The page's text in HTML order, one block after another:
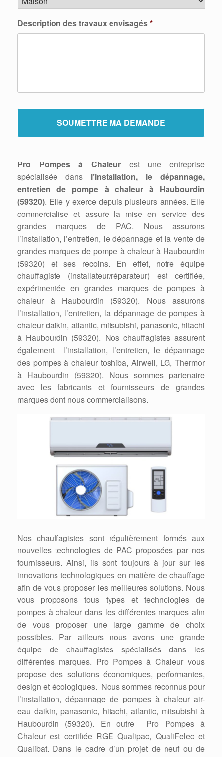
Description des travaux envisagés*
Pro Pompes à Chaleur est une entreprise
spécialisée dans l’installation, le dépannage,
entretien de pompe à chaleur à Haubourdin
(59320). Elle y exerce depuis plusieurs années. Elle
commercialise et assure la mise en service des
grandes marques de PAC. Nous assurons
l’installation, l’entretien, le dépannage et la vente de
grandes marques de pompe à chaleur à Haubourdin
(59320) et ses recoins. En effet, notre équipe
chauffagiste (installateur/réparateur) est certifiée,
expérimentée en grandes marques de pompes à
chaleur à Haubourdin (59320). Nous assurons
l’installation, l’entretien, la dépannage de pompes à
chaleur daikin, atlantic, mitsubishi, panasonic, hitachi
à Haubourdin (59320). Nos chauffagistes assurent
également l’installation, l’entretien, le dépannage
des pompes à chaleur toshiba, Airwell, LG, Thermor
à Haubourdin (59320). Nous sommes partenaire
avec les fabricants et fournisseurs de grandes
marques dont nous commercialisons.
Nos chauffagistes sont régulièrement formés aux
nouvelles technologies de PAC proposées par nos
fournisseurs. Ainsi, ils sont toujours à jour sur les
innovations technologiques en matière de chauffage
afin de vous proposer les meilleures solutions. Nous
vous proposons tous types et technologies de
pompes à chaleur dans les différentes marques afin
de vous proposer une large gamme de choix
possibles. Par ailleurs nous avons une grande
équipe de chauffagistes spécialisés dans les
différentes marques. Pro Pompes à Chaleur vous
propose des solutions économiques, performantes,
design et écologiques. Nous sommes reconnus pour
l’installation, dépannage de pompes à chaleur air-
eau daikin, panasonic, hitachi, atlantic, mitsubishi à
Haubourdin (59320). En outre Pro Pompes à
Chaleur est certifiée RGE Qualipac, QualiFelec et
Qualibat. Dans le cadre d’un projet de neuf ou de